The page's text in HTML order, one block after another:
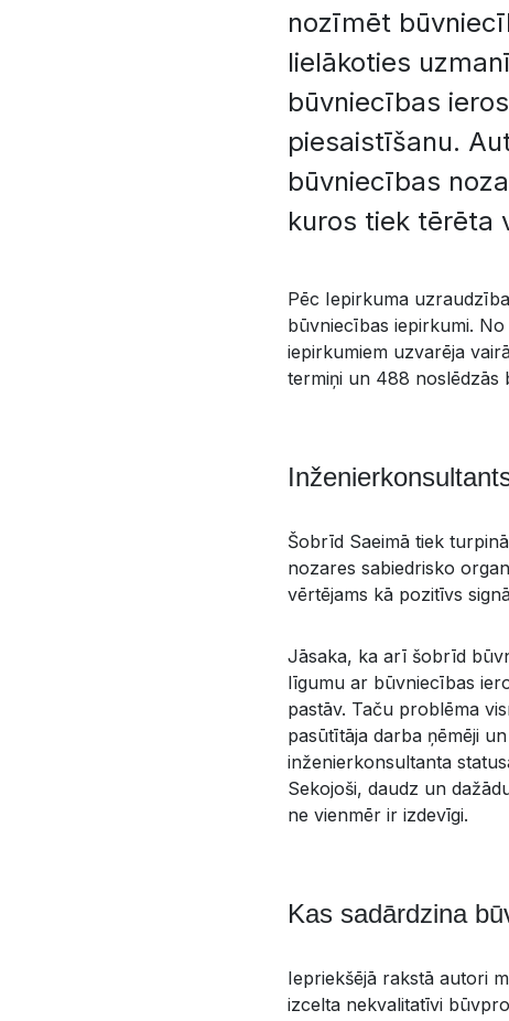
nozīmēt
lielākoties
būvniecības
piesaistīšanu.
būvniecības
kuros tiek tērēta
Pēc Iepirkuma
būvniecības iepirkumi.
iepirkumiem uzvarēja
termiņi un 488 noslēdzās
Šobrīd Saeimā tiek
nozares sabiedrisko
vērtējams kā pozitīvs
Jāsaka, ka arī šobrīd
līgumu ar būvniecības
pastāv. Taču problēma
pasūtītāja darba ņēmēji
inženierkonsultanta
Sekojoši, daudz un
ne vienmēr ir izdevīgi.
Kas sadārdzina
Iepriekšējā rakstā autori
izcelta nekvalitatīvi